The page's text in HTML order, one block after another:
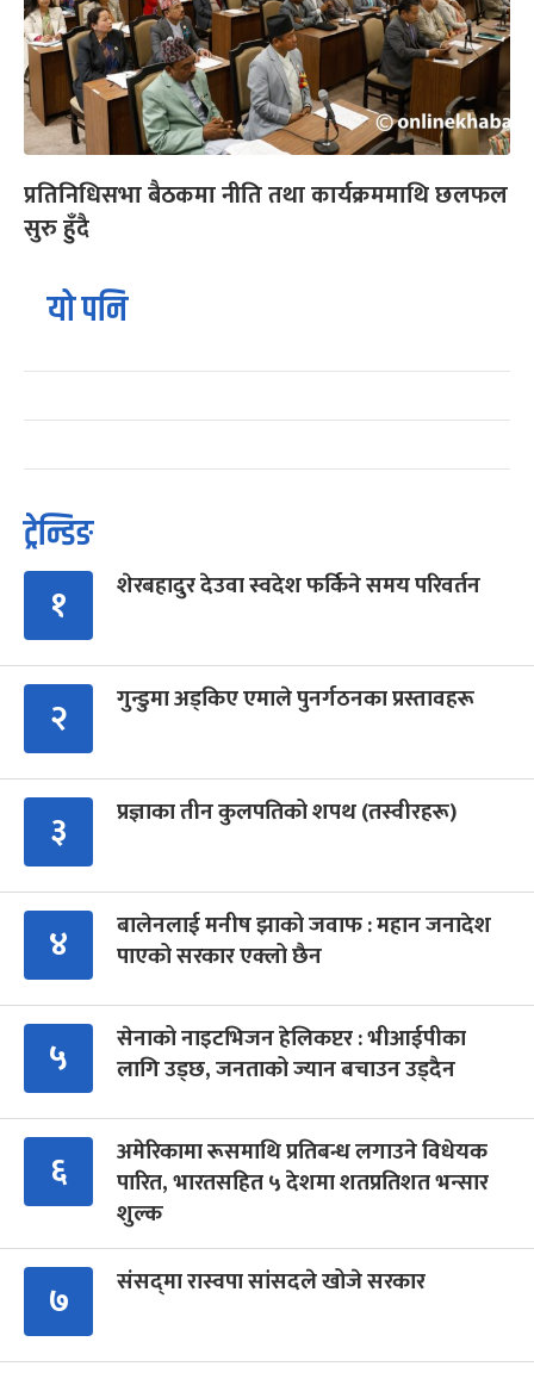
प्रतिनिधिसभा बैठकमा नीति तथा कार्यक्रममाथि छलफल
सुरु हुँदै
यो पनि
ट्रेन्डिङ
१ शेरबहादुर देउवा स्वदेश फर्किने समय परिवर्तन
२ गुन्डुमा अड्किए एमाले पुनर्गठनका प्रस्तावहरू
३ प्रज्ञाका तीन कुलपतिको शपथ (तस्वीरहरू)
४
बालेनलाई मनीष झाको जवाफ : महान जनादेश
पाएको सरकार एक्लो छैन
५
सेनाको नाइटभिजन हेलिकप्टर : भीआईपीका
लागि उड्छ, जनताको ज्यान बचाउन उड्दैन
६
अमेरिकामा रूसमाथि प्रतिबन्ध लगाउने विधेयक
पारित, भारतसहित ५ देशमा शतप्रतिशत भन्सार
शुल्क
७ संसद्‍मा रास्वपा सांसदले खोजे सरकार